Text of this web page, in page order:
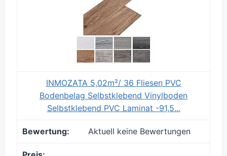
INMOZATA 5,02m²/ 36 Fliesen PVC
Bodenbelag Selbstklebend Vinylboden
Selbstklebend PVC Laminat -91,5...
Aktuell keine Bewertungen